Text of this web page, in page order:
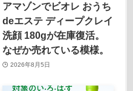
アマゾンでビオレ おうち
deエステ ディープクレイ
洗顔 180gが在庫復活。
なぜか売れている模様。
2026年8月5日